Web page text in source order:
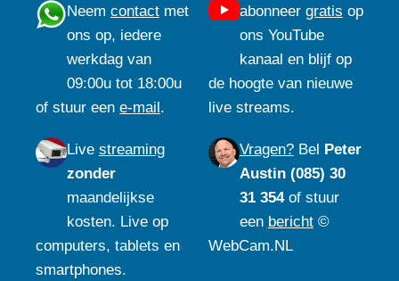
Neem contactmet
ons op, iedere
werkdag van
09:00u tot 18:00u
of stuur een e-mail.
abonneer gratis op
ons YouTube
kanaal en blijf op
de hoogte van nieuwe
live streams.
Live streaming
zonder
maandelijkse
kosten. Live op
computers, tablets en
smartphones.
Vragen?Bel Peter
Austin (085) 30
31 354of stuur
een bericht©
WebCam.NL